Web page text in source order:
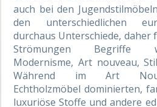
auch bei den
den unterschiedlichen
durchaus Unterschiede, daher
Strömungen Begriffe
Modernisme, Art nouveau,
Während im Art
Echtholzmöbel dominierten,
luxuriöse Stoffe und andere